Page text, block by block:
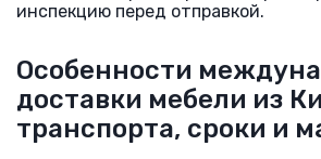
инспекцию перед отправкой.
Особенности
доставки мебели из
транспорта, сроки и